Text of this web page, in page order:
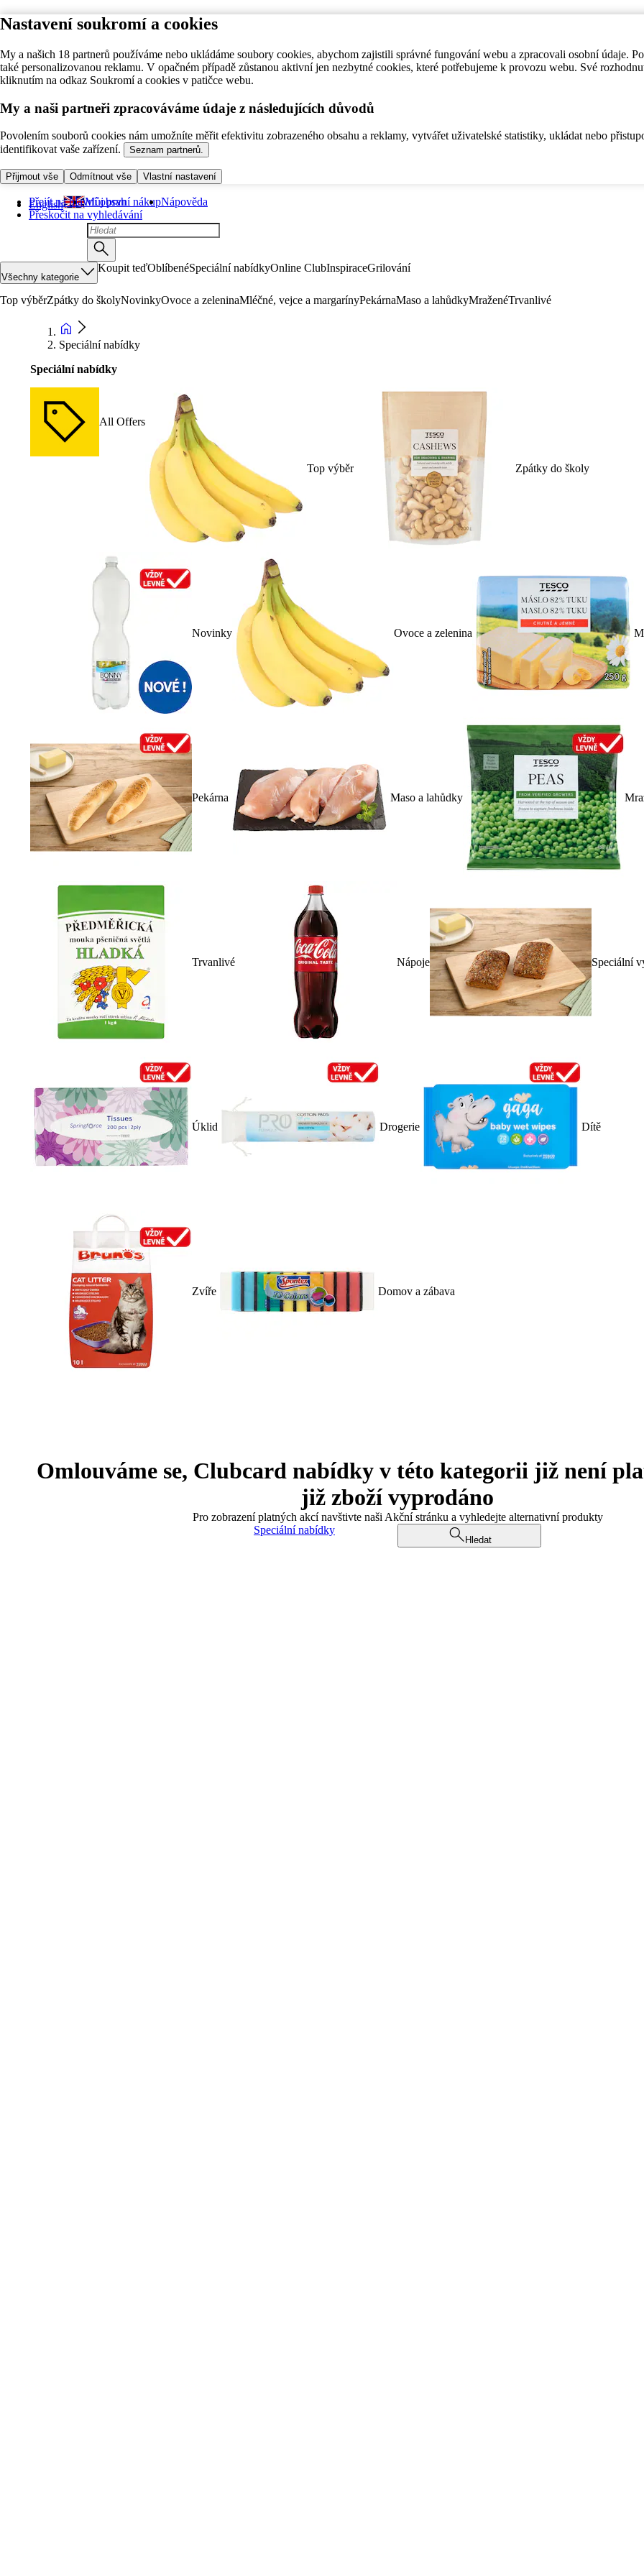
Nastavení soukromí a cookies
My a našich 18 partnerů používáme nebo ukládáme soubory cookies, abychom zajistili správné fungování webu a zpracovali osobní údaje.
také personalizovanou reklamu. V opačném případě zůstanou aktivní jen nezbytné cookies, které potřebujeme k provozu webu. Své
kliknutím na odkaz Soukromí a cookies v patičce webu.
My a naši partneři zpracováváme údaje z následujících důvodů
Povolením souborů cookies nám umožníte měřit efektivitu zobrazeného obsahu a reklamy, vytvářet uživatelské statistiky, ukládat nebo
identifikovat vaše zařízení.
Seznam partnerů.
Přijmout vše Odmítnout vše Vlastní nastavení
Přejít na hlavní obsah
Přeskočit na vyhledávání
English Můj první nákupNápověda
Všechny kategorie
Koupit teďOblíbenéSpeciální nabídkyOnline ClubInspiraceGrilování
Top výběrZpátky do školyNovinkyOvoce a zeleninaMléčné, vejce a margarínyPekárnaMaso a lahůdkyMraženéTrvanlivé
Speciální nabídky
Speciální nabídky
All Offers
Top výběr Zpátky do školy
Novinky Ovoce a zelenina
Pekárna Maso a lahůdky
Trvanlivé Nápoje Speciální
Úklid Drogerie Dítě
Zvíře Domov a zábava
Omlouváme se, Clubcard nabídky v této kategorii již není
již zboží vyprodáno
Pro zobrazení platných akcí navštivte naši Akční stránku a vyhledejte alternativní produkty
Speciální nabídky
Hledat